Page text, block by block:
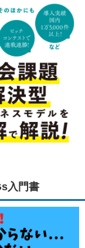
入門書